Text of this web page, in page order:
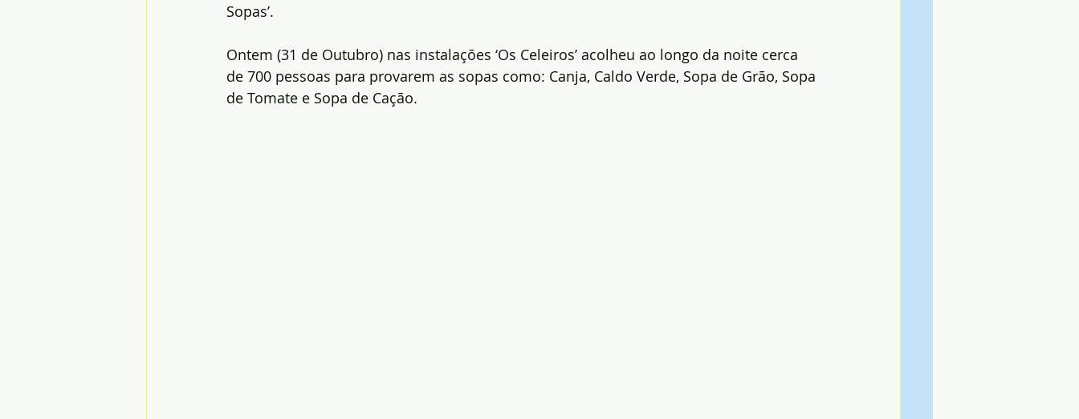
Sopas’.
Ontem (31 de Outubro) nas instalações ‘Os Celeiros’ acolheu ao longo da noite cerca
de 700 pessoas para provarem as sopas como: Canja, Caldo Verde, Sopa de Grão, Sopa
de Tomate e Sopa de Cação.